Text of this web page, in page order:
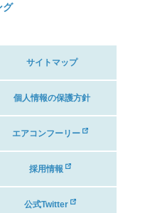
グ
サイトマップ
個人情報の保護方針
エアコンフーリー
採用情報
公式Twitter